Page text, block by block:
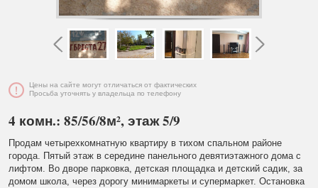
Цены на сайте могут отличаться от фактических
Просьба уточнять у владельца по телефону
4 комн.: 85/56/8м², этаж 5/9
Продам четырехкомнатную квартиру в тихом спальном районе
города. Пятый этаж в середине панельного девятиэтажного дома с
лифтом. Во дворе парковка, детская площадка и детский садик, за
домом школа, через дорогу минимаркеты и супермаркет. Остановка